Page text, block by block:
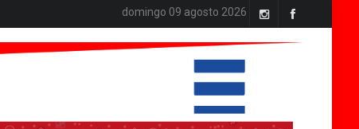
domingo 09 agosto 2026